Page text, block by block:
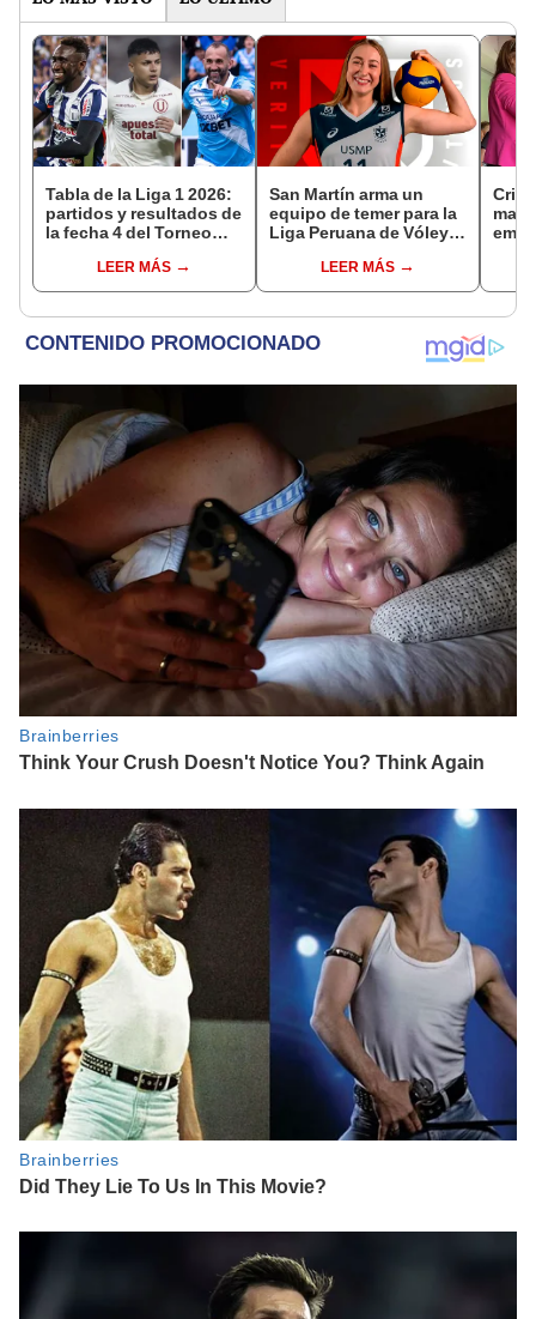
Tabla de la Liga 1 2026:
partidos y resultados de
la fecha 4 del Torneo
del Acumulado
LEER MÁS
San Martín arma un
equipo de temer para la
Liga Peruana de Vóley:
Emily Zinger
LEER MÁS